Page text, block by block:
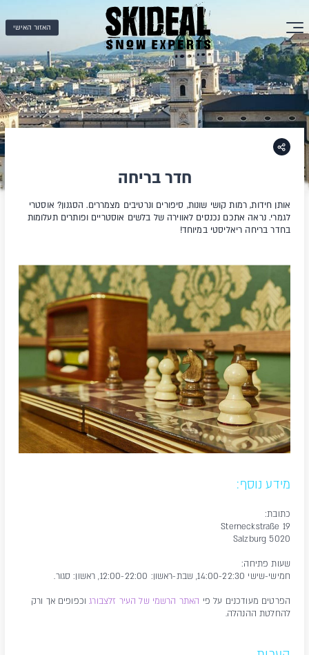
האזור האישי
חדר בריחה
אותן חידות, רמות קושי שונות, סיפורים ונרטיבים מצמררים. הסגנון? אוסטרי
לגמרי. נראה אתכם נכנסים לאווירה של בלשים אוסטריים ופותרים תעלומות
בחדר בריחה ריאליסטי במיוחד!
מידע נוסף:
כתובת:
Sterneckstraße 19
Salzburg 5020
שעות פתיחה:
חמישי-שישי 14:00-22:30, שבת-ראשון: 12:00-22:00, ראשון: סגור.
הפרטים מעודכנים על פי האתר הרשמי של העיר זלצבורגוכפופים אך ורק
להחלטת ההנהלה.